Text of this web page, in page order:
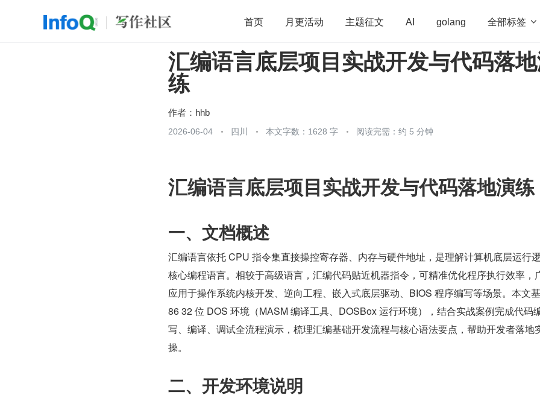
首页 月更活动 主题征文 AI golang 全部标签 
开源 架构 OpenHarmony 算法 学习方法 Web3.0 高
汇编语言底层项目实战开发与代码落
练
作者： hhb
2026-06-04 四川 本文字数：1628 字 阅读完需：约 5 分钟
汇编语言底层项目实战开发与代码落地演练
一、文档概述
汇编语言依托 CPU 指令集直接操控寄存器、内存与硬件地址，是理解计算机底层运行
核心编程语言。相较于高级语言，汇编代码贴近机器指令，可精准优化程序执行效率，
应用于操作系统内核开发、逆向工程、嵌入式底层驱动、BIOS 程序编写等场景。本文
86 32 位 DOS 环境（MASM 编译工具、DOSBox 运行环境），结合实战案例完成代码
写、编译、调试全流程演示，梳理汇编基础开发流程与核心语法要点，帮助开发者落地
操。
二、开发环境说明